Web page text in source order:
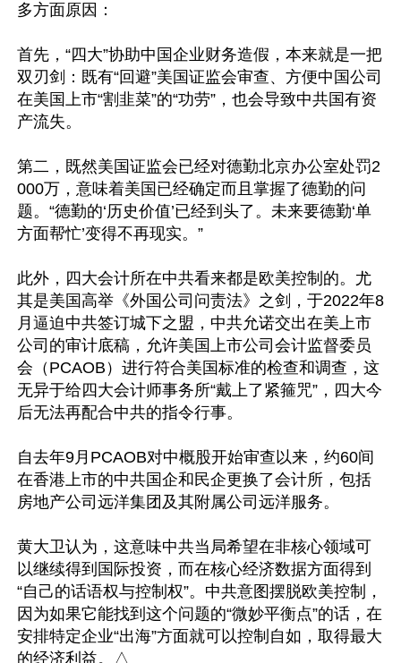
多方面原因：
首先，“四大”协助中国企业财务造假，本来就是一把
双刃剑：既有“回避”美国证监会审查、方便中国公司
在美国上市“割韭菜”的“功劳”，也会导致中共国有资
产流失。
第二，既然美国证监会已经对德勤北京办公室处罚2
000万，意味着美国已经确定而且掌握了德勤的问
题。“德勤的‘历史价值’已经到头了。未来要德勤‘单
方面帮忙’变得不再现实。”
此外，四大会计所在中共看来都是欧美控制的。尤
其是美国高举《外国公司问责法》之剑，于2022年8
月逼迫中共签订城下之盟，中共允诺交出在美上市
公司的审计底稿，允许美国上市公司会计监督委员
会（PCAOB）进行符合美国标准的检查和调查，这
无异于给四大会计师事务所“戴上了紧箍咒”，四大今
后无法再配合中共的指令行事。
自去年9月PCAOB对中概股开始审查以来，约60间
在香港上市的中共国企和民企更换了会计所，包括
房地产公司远洋集团及其附属公司远洋服务。
黄大卫认为，这意味中共当局希望在非核心领域可
以继续得到国际投资，而在核心经济数据方面得到
“自己的话语权与控制权”。中共意图摆脱欧美控制，
因为如果它能找到这个问题的“微妙平衡点”的话，在
安排特定企业“出海”方面就可以控制自如，取得最大